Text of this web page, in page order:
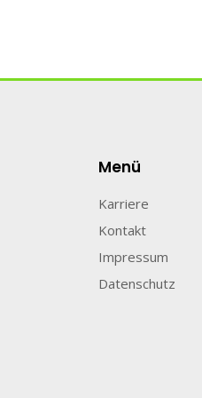
Menü
Karriere
Kontakt
Impressum
Datenschutz